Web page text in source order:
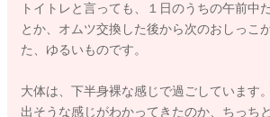
トイトレと言っても、１日のうちの午前中
とか、オムツ交換した後から次のおしっこ
た、ゆるいものです。
大体は、下半身裸な感じで過ごしています
出そうな感じがわかってきたのか、ちっち